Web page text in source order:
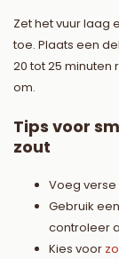
Zet het vuur laag
toe. Plaats een
20 tot 25 minuten
om.
Tips voor
zout
Voeg
Gebruik
controleer
Kies voor